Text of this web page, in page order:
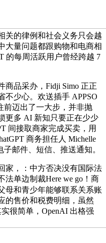
关的律例和社会义务只会越
大量问题都跟购物和电商相
的每周活跃用户曾经跨越 7
品采办，Fidji Simo 正正
不少心。欢送插手 APPSO
前迈出了一大步，并非抛
更多 AI 新知只要正在少少
间接取商家完成买卖，用
商务担任人 Michelle
邮件、短信、推送通知。
，：中方否决没有国际法
单边制裁Here we go！商
母和青少年能够联系关系账
的售价和税费明细，虽然
很简单，OpenAI 出格强